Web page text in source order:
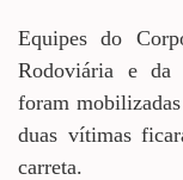
Equipes do
Rodoviária e da
foram
duas vítimas
carreta.